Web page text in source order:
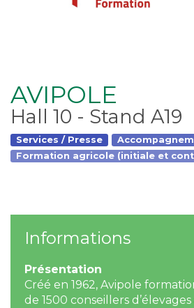
AVIPOLE
Hall 10 - Stand A19
Services / Presse
Formation agricole (initiale et
Informations
Présentation
Créé en 1962, Avipole
de 1500 conseillers